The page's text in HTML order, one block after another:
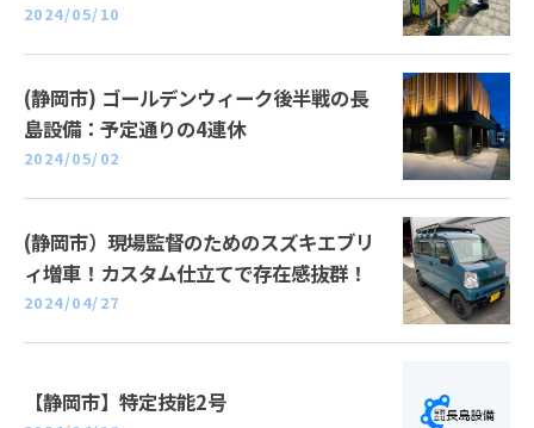
2024/05/10
(静岡市) ゴールデンウィーク後半戦の長
島設備：予定通りの4連休
2024/05/02
(静岡市）現場監督のためのスズキエブリ
ィ増車！カスタム仕立てで存在感抜群！
2024/04/27
【静岡市】特定技能2号